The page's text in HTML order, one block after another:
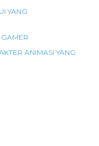
YANG
GAMER
ANIMASI YANG